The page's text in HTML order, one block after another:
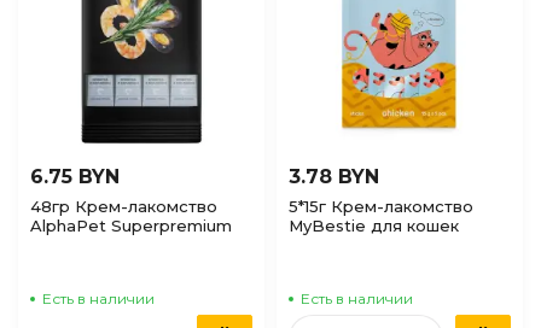
6.75 BYN
48гр Крем-лакомство
AlphaPet Superpremium
Есть в наличии
3.78 BYN
5*15г Крем-лакомство
MyBestie для кошек
Есть в наличии